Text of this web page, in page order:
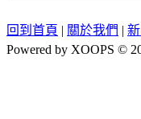
回到首頁 | 關於我們 |
Powered by XOOPS ©